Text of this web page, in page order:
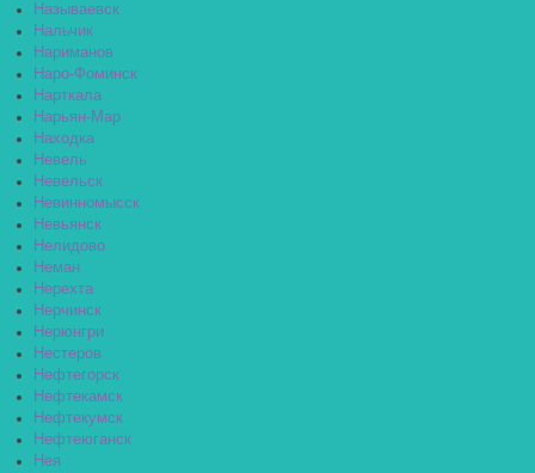
Называевск
Нальчик
Нариманов
Наро-Фоминск
Нарткала
Нарьян-Мар
Находка
Невель
Невельск
Невинномысск
Невьянск
Нелидово
Неман
Нерехта
Нерчинск
Нерюнгри
Нестеров
Нефтегорск
Нефтекамск
Нефтекумск
Нефтеюганск
Нея